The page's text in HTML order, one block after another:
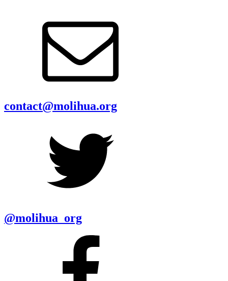
contact@molihua.org
@molihua_org